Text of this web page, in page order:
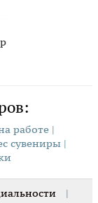
работе |
сувениры |
|